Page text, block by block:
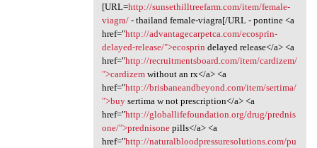
[URL=http://sunsethilltreefarm.com/item/female-
viagra/- thailand female-viagra[/URL - pontine <a
href="http://advantagecarpetca.com/ecosprin-
delayed-release/">ecosprin delayed release</a> <a
href="http://recruitmentsboard.com/item/cardizem/
">cardizemwithout an rx</a> <a
href="http://brisbaneandbeyond.com/item/sertima/
">buysertima w not prescription</a> <a
href="http://globallifefoundation.org/drug/prednis
one/">prednisonepills</a> <a
href="http://naturalbloodpressuresolutions.com/pu